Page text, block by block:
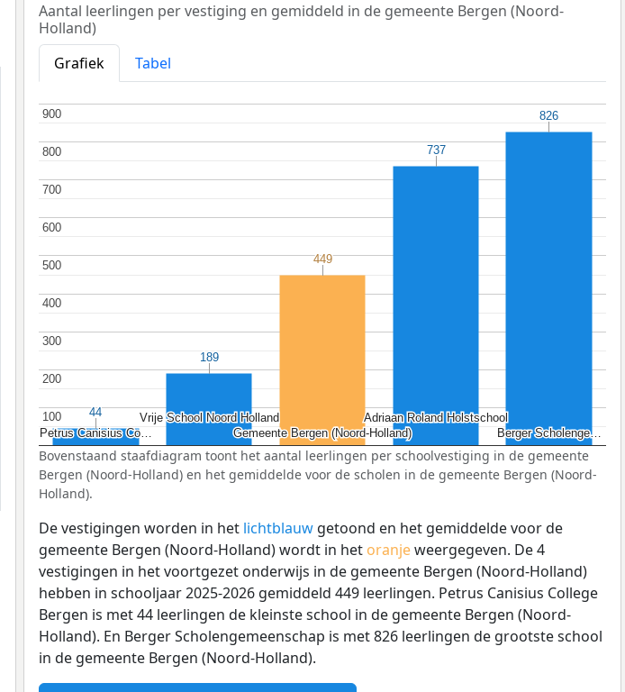
Aantal leerlingen per vestiging en gemiddeld in de gemeente Bergen (Noord-
Holland)
Grafiek
Tabel
Petrus Canisius Co…
Petrus Canisius Co…
Vrije School Noord Holland
Vrije School Noord Holland
Gemeente Bergen (Noord-Holland)
Gemeente Bergen (Noord-Holland)
Adriaan Roland Holstschool
Adriaan Roland Holstschool
Berger Scholenge…
Berger Scholenge…
100
100
200
200
300
300
400
400
500
500
600
600
700
700
800
800
900
900
44
44
189
189
449
449
737
737
826
826
Bovenstaand staafdiagram toont het aantal leerlingen per schoolvestiging in de gemeente
Bergen (Noord-Holland) en het gemiddelde voor de scholen in de gemeente Bergen (Noord-
Holland).
De vestigingen worden in het lichtblauw getoond en het gemiddelde voor de
gemeente Bergen (Noord-Holland) wordt in het oranjeweergegeven. De 4
vestigingen in het voortgezet onderwijs in de gemeente Bergen (Noord-Holland)
hebben in schooljaar 2025-2026 gemiddeld 449 leerlingen. Petrus Canisius College
Bergen is met 44 leerlingen de kleinste school in de gemeente Bergen (Noord-
Holland). En Berger Scholengemeenschap is met 826 leerlingen de grootste school
in de gemeente Bergen (Noord-Holland).